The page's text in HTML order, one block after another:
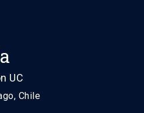
UC
Chile